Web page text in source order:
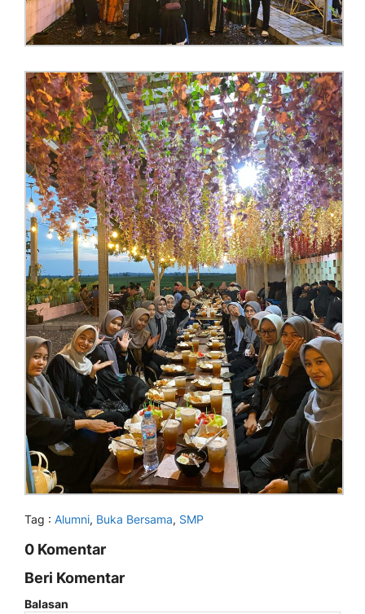
Tag : Alumni, Buka Bersama, SMP
0 Komentar
Beri Komentar
Balasan